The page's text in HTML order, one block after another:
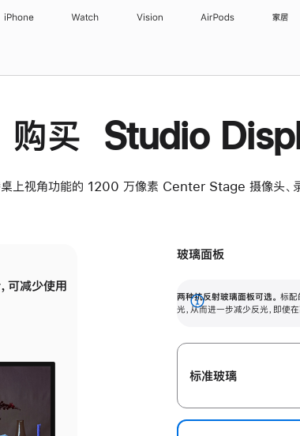
iPhone Watch Vision AirPods 家居
购买 Studio
上视角功能的 1200 万像素 Center Stage 摄像头、录
可减少使用
有高亮光源的场所使用，也能保持出色画
玻璃面板
两种抗反射玻璃面板可选。 标配
光，从而进一步减少反光，即使
展
标准玻璃